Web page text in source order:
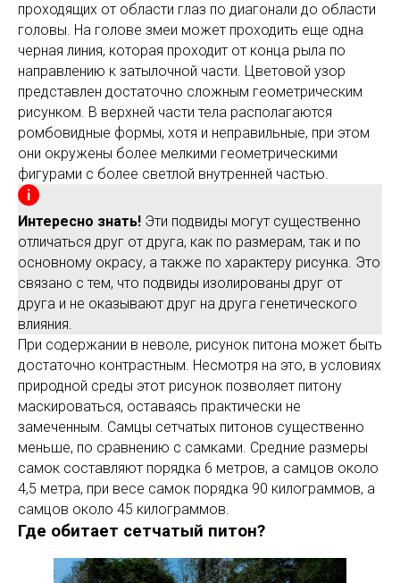
проходящих от области глаз по диагонали до области
головы. На голове змеи может проходить еще одна
черная линия, которая проходит от конца рыла по
направлению к затылочной части. Цветовой узор
представлен достаточно сложным геометрическим
рисунком. В верхней части тела располагаются
ромбовидные формы, хотя и неправильные, при этом
они окружены более мелкими геометрическими
фигурами с более светлой внутренней частью.
Интересно знать! Эти подвиды могут существенно
отличаться друг от друга, как по размерам, так и по
основному окрасу, а также по характеру рисунка. Это
связано с тем, что подвиды изолированы друг от
друга и не оказывают друг на друга генетического
влияния.
При содержании в неволе, рисунок питона может быть
достаточно контрастным. Несмотря на это, в условиях
природной среды этот рисунок позволяет питону
маскироваться, оставаясь практически не
замеченным. Самцы сетчатых питонов существенно
меньше, по сравнению с самками. Средние размеры
самок составляют порядка 6 метров, а самцов около
4,5 метра, при весе самок порядка 90 килограммов, а
самцов около 45 килограммов.
Где обитает сетчатый питон?